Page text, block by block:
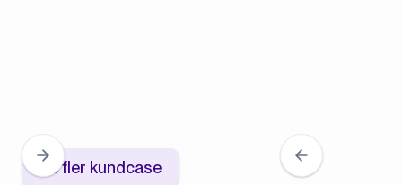
Se fler kundcase